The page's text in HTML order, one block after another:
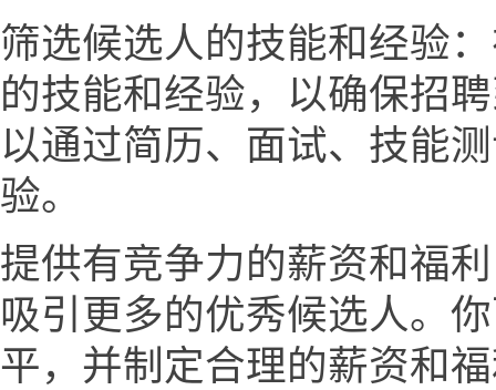
筛选候选人的技能和经验
的技能和经验，以确保招
以通过简历、面试、技能
验。
提供有竞争力的薪资和福
吸引更多的优秀候选人。
平，并制定合理的薪资和